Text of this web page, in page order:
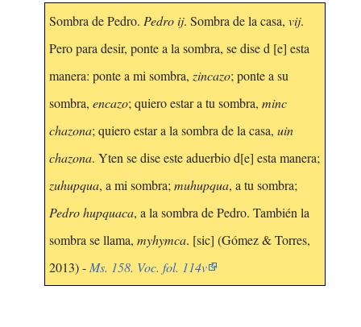
Sombra de Pedro. Pedro ij. Sombra de la casa, vij.
Pero para desir, ponte a la sombra, se dise d [e] esta
manera: ponte a mi sombra, zincazo; ponte a su
sombra, encazo; quiero estar a tu sombra, minc
chazona; quiero estar a la sombra de la casa, uin
chazona. Yten se dise este aduerbio d[e] esta manera;
zuhupqua, a mi sombra; muhupqua, a tu sombra;
Pedro hupquaca, a la sombra de Pedro. También la
sombra se llama, myhymca. [sic] (Gómez & Torres,
2013) - Ms. 158. Voc. fol. 114v